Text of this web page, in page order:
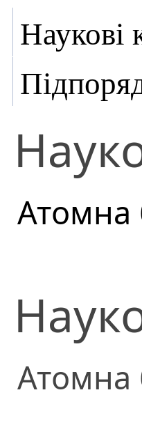
Наукові
Атомна
Атомна